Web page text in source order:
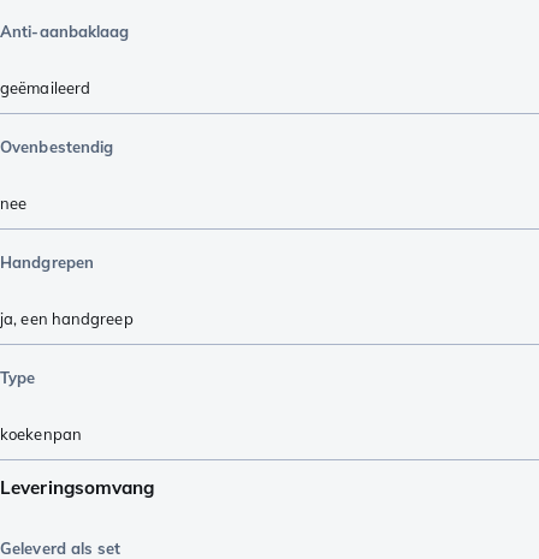
Anti-aanbaklaag
geëmaileerd
Ovenbestendig
nee
Handgrepen
ja, een handgreep
Type
koekenpan
Leveringsomvang
Geleverd als set